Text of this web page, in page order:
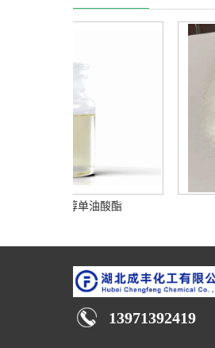
季戊四醇单油酸酯
13971392419